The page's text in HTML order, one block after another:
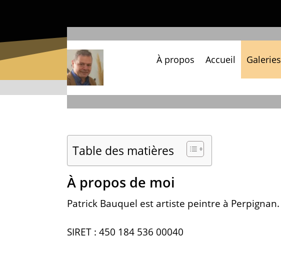
À propos Accueil Galeries
Table des matières
À propos de moi
Patrick Bauquel est artiste peintre à Perpignan.
SIRET : 450 184 536 00040